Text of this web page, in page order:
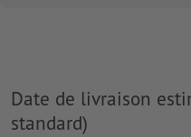
Date de livraison
standard)